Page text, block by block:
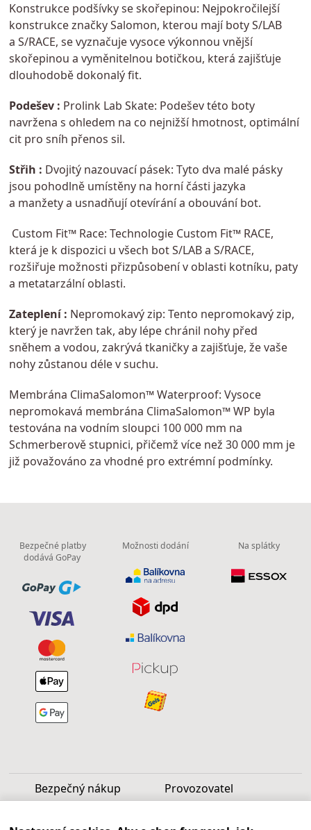
Konstrukce podšívky se skořepinou: Nejpokročilejší
konstrukce značky Salomon, kterou mají boty S/LAB
a S/RACE, se vyznačuje vysoce výkonnou vnější
skořepinou a vyměnitelnou botičkou, která zajišťuje
dlouhodobě dokonalý fit.
Podešev : Prolink Lab Skate: Podešev této boty
navržena s ohledem na co nejnižší hmotnost, optimální
cit pro sníh přenos sil.
Střih : Dvojitý nazouvací pásek: Tyto dva malé pásky
jsou pohodlně umístěny na horní části jazyka
a manžety a usnadňují otevírání a obouvání bot.
Custom Fit™ Race: Technologie Custom Fit™ RACE,
která je k dispozici u všech bot S/LAB a S/RACE,
rozšiřuje možnosti přizpůsobení v oblasti kotníku, paty
a metatarzální oblasti.
Zateplení : Nepromokavý zip: Tento nepromokavý zip,
který je navržen tak, aby lépe chránil nohy před
sněhem a vodou, zakrývá tkaničky a zajišťuje, že vaše
nohy zůstanou déle v suchu.
Membrána ClimaSalomon™ Waterproof: Vysoce
nepromokavá membrána ClimaSalomon™ WP byla
testována na vodním sloupci 100 000 mm na
Schmerberově stupnici, přičemž více než 30 000 mm je
již považováno za vhodné pro extrémní podmínky.
Bezpečné platby
dodává GoPay
Možnosti dodání Na splátky
Bezpečný nákup Provozovatel